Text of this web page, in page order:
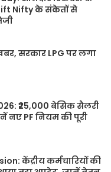
Nifty के संकेतों से
सरकार LPG पर लगा
₹25,000 बेसिक सैलरी
नए PF नियम की पूरी
केंद्रीय कर्मचारियों की